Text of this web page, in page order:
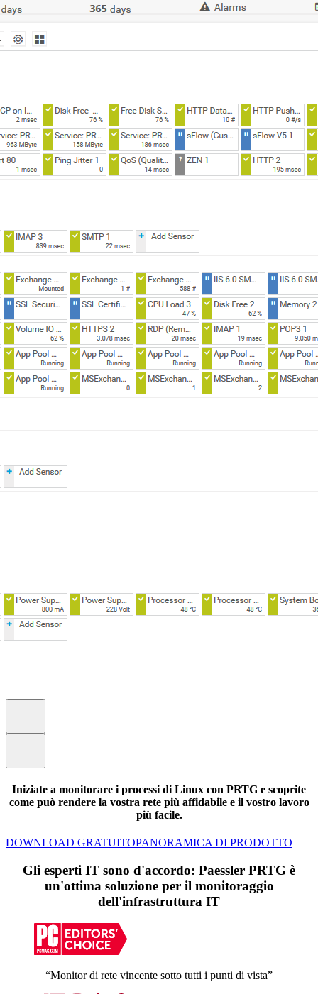
Iniziate a monitorare i processi di Linux con PRTG e scoprite
come può rendere la vostra rete più affidabile e il vostro lavoro
più facile.
DOWNLOAD GRATUITOPANORAMICA DI PRODOTTO
Gli esperti IT sono d'accordo: Paessler PRTG è
un'ottima soluzione per il monitoraggio
dell'infrastruttura IT
“Monitor di rete vincente sotto tutti i punti di vista”